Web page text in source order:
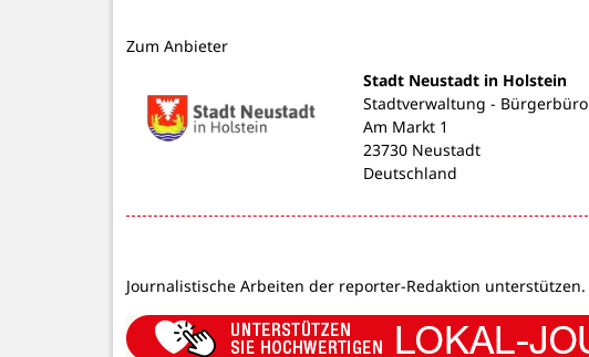
Zum Anbieter
Stadt Neustadt in Holstein
Stadtverwaltung - Bürgerbüro
Am Markt 1
23730 Neustadt
Deutschland
Journalistische Arbeiten der reporter-Redaktion unterstützen.